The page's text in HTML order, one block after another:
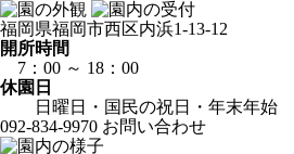
福岡県福岡市西区内浜1-13-12
開所時間
7：00 ～ 18：00
休園日
日曜日・国民の祝日・年末年始
092-834-9970 お問い合わせ